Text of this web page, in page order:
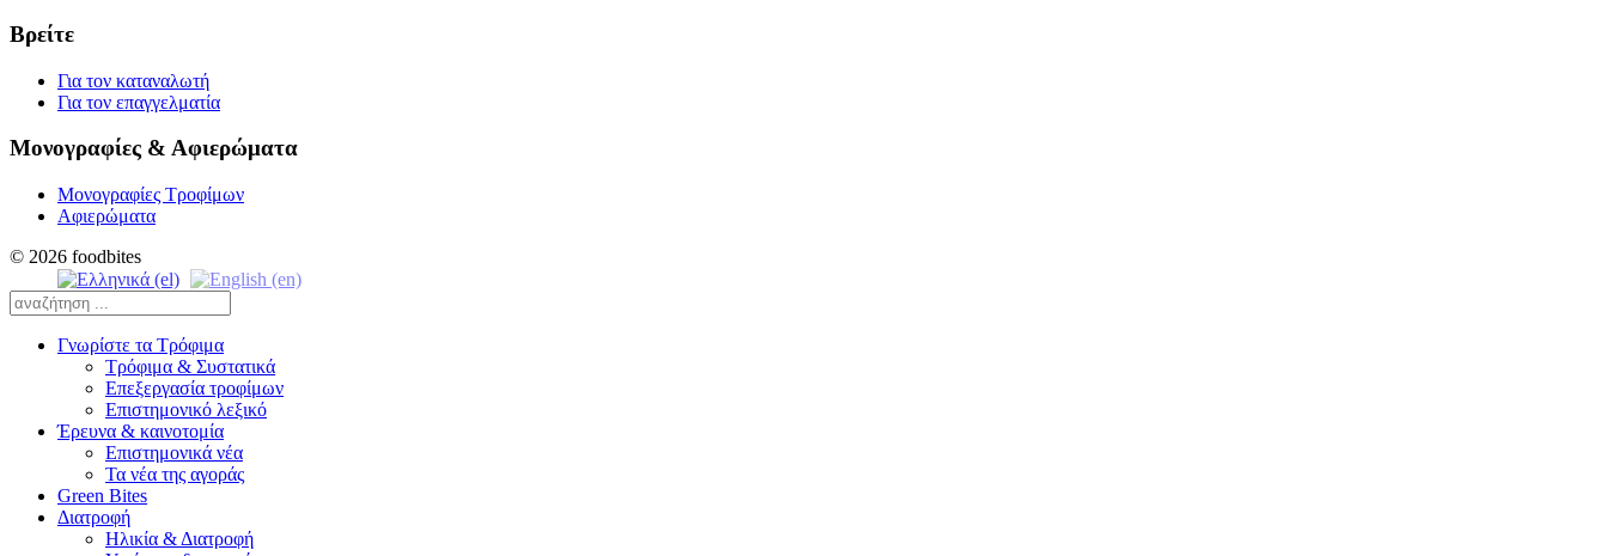
Βρείτε
Για τον καταναλωτή
Για τον επαγγελματία
Μονογραφίες & Αφιερώματα
Μονογραφίες Τροφίμων
Αφιερώματα
© 2026 foodbites
Γνωρίστε τα Τρόφιμα
Τρόφιμα & Συστατικά
Επεξεργασία τροφίμων
Επιστημονικό λεξικό
Έρευνα & καινοτομία
Επιστημονικά νέα
Τα νέα της αγοράς
Green Bites
Διατροφή
Ηλικία & Διατροφή